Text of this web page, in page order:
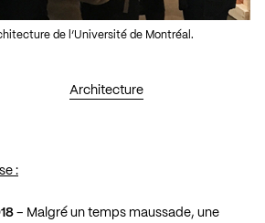
Architecture
de l’Université de Montréal.
:
– Malgré un temps maussade, une